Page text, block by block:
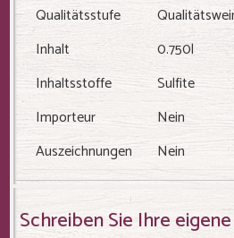
Qualitätsstufe
Inhalt
0.750l
Inhaltsstoffe
Sulfite
Importeur
Nein
Auszeichnungen
Nein
Schreiben Sie Ihre